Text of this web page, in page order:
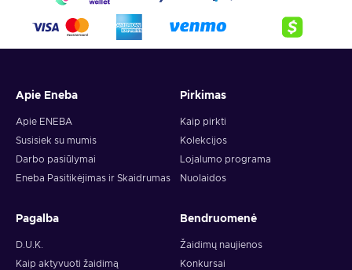
Apie Eneba
Apie ENEBA
Susisiek su mumis
Darbo pasiūlymai
Eneba Pasitikėjimas ir Skaidrumas
Pirkimas
Kaip pirkti
Kolekcijos
Lojalumo programa
Nuolaidos
Pagalba
D.U.K.
Kaip aktyvuoti žaidimą
Bendruomenė
Žaidimų naujienos
Konkursai